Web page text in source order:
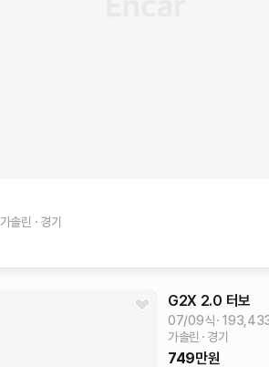
가솔린 경기
G2X 2.0 터보
07/09식
가솔린
경기
749만원